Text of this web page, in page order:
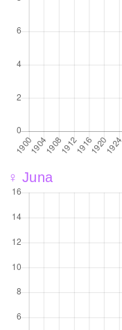
♀ Juna